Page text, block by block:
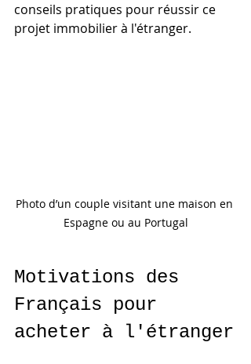
conseils pratiques pour réussir ce
projet immobilier à l'étranger.
Photo d’un couple visitant une maison en
Espagne ou au Portugal
Motivations des
Français pour
acheter à l'étranger